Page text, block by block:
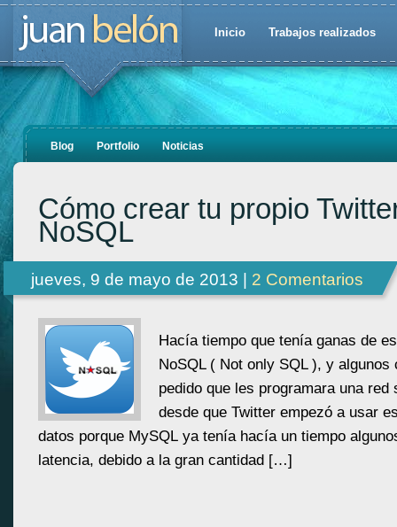
Inicio Trabajos realizados
Blog Portfolio Noticias
Cómo crear tu propio
NoSQL
jueves, 9 de mayo de 2013 | 2 Comentarios
Hacía tiempo que tenía ganas de
NoSQL ( Not only SQL ), y algunos
pedido que les programara una
desde que Twitter empezó a usar
datos porque MySQL ya tenía hacía un tiempo
latencia, debido a la gran cantidad […]